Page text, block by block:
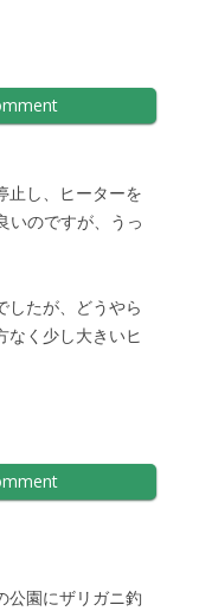
止し、ヒーターを
いのですが、うっ
したが、どうやら
なく少し大きいヒ
公園にザリガニ釣